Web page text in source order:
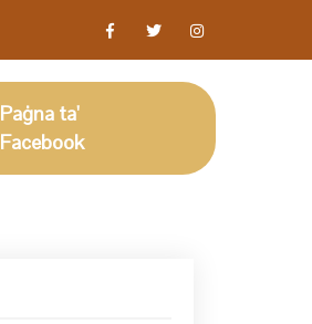
Paġna ta'
Facebook